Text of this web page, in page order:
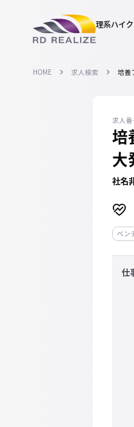
理系ハイ
HOME 求人検索 培養
培
大
求人番
社名
ベン
仕